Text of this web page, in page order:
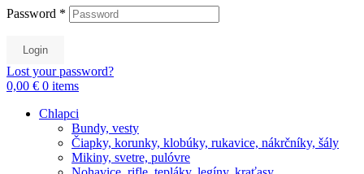
Password *
Login
Lost your password?
0,00 € 0 items
Chlapci
Bundy, vesty
Čiapky, korunky, klobúky, rukavice, nákrčníky, šály
Mikiny, svetre, pulóvre